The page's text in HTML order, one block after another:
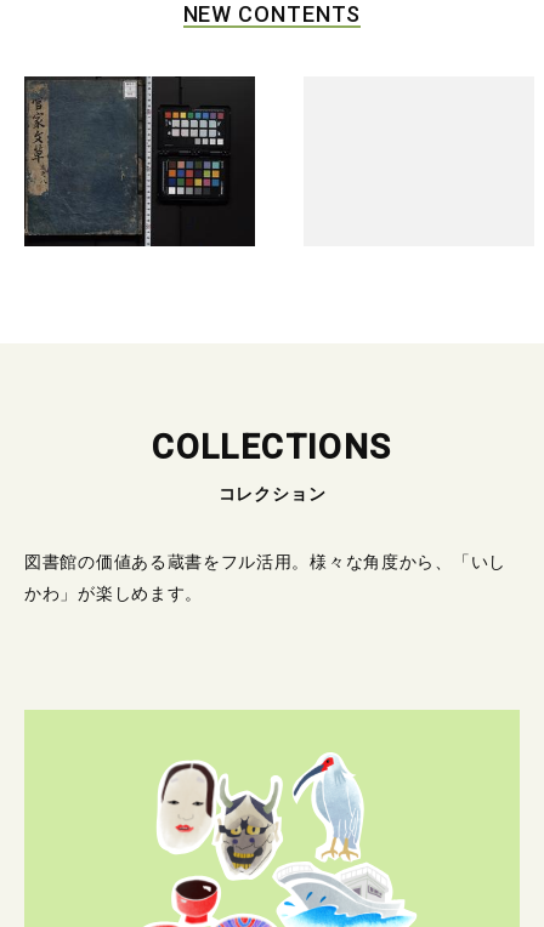
NEW CONTENTS
COLLECTIONS
コレクション
図書館の価値ある蔵書をフル活用。様々な角度から、「いし
かわ」が楽しめます。